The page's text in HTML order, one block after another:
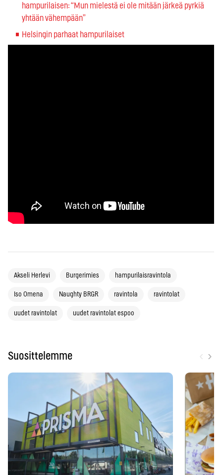
hampurilaisen: “Mun mielestä ei ole mitään järkeä pyrkiä
yhtään vähempään”
Helsingin parhaat hampurilaiset
Akseli Herlevi Burgerimies hampurilaisravintola
Iso Omena Naughty BRGR ravintola ravintolat
uudet ravintolat uudet ravintolat espoo
Suosittelemme ›